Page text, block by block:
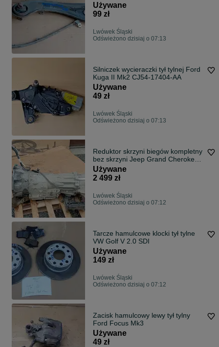
Używane
99 zł
Lwówek Śląski
Odświeżono dzisiaj o 07:13
Silniczek wycieraczki tył tylnej Ford
Kuga II Mk2 CJ54-17404-AA
Używane
49 zł
Lwówek Śląski
Odświeżono dzisiaj o 07:13
Reduktor skrzyni biegów kompletny
bez skrzyni Jeep Grand Cherokee
IV WK2 3.0 CRD 52853665AD
Używane
2 499 zł
Lwówek Śląski
Odświeżono dzisiaj o 07:12
Tarcze hamulcowe klocki tył tylne
VW Golf V 2.0 SDI
Używane
149 zł
Lwówek Śląski
Odświeżono dzisiaj o 07:12
Zacisk hamulcowy lewy tył tylny
Ford Focus Mk3
Używane
49 zł